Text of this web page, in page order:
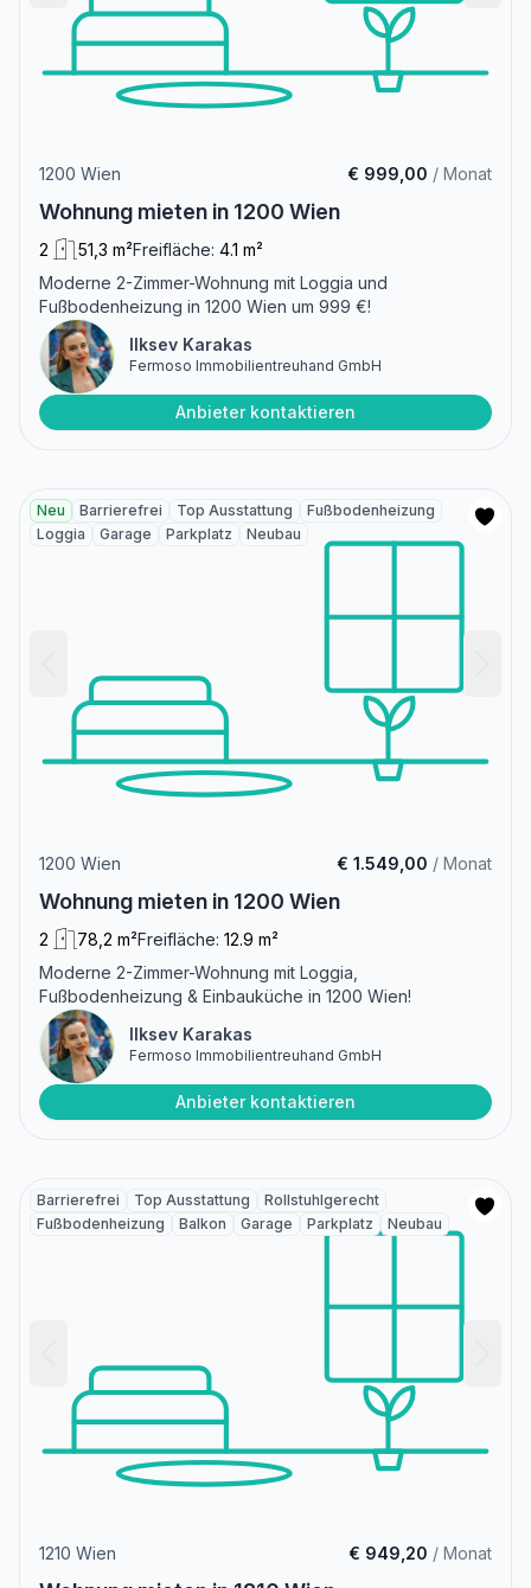
1200 Wien € 999,00 / Monat
Wohnung mieten in 1200 Wien
2 51,3 m²Freifläche: 4.1 m²
Moderne 2-Zimmer-Wohnung mit Loggia und
Fußbodenheizung in 1200 Wien um 999 €!
Ilksev Karakas
Fermoso Immobilientreuhand GmbH
Anbieter kontaktieren
Neu Barrierefrei Top Ausstattung
Fußbodenheizung
Loggia
Garage Parkplatz Neubau
1200 Wien € 1.549,00 / Monat
Wohnung mieten in 1200 Wien
2 78,2 m²Freifläche: 12.9 m²
Moderne 2-Zimmer-Wohnung mit Loggia,
Fußbodenheizung & Einbauküche in 1200 Wien!
Ilksev Karakas
Fermoso Immobilientreuhand GmbH
Anbieter kontaktieren
Barrierefrei Top Ausstattung
Rollstuhlgerecht
Fußbodenheizung
Balkon Garage Parkplatz Neubau
1210 Wien € 949,20 / Monat